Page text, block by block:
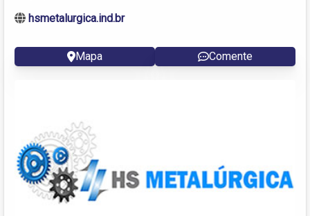
hsmetalurgica.ind.br
Mapa Comente